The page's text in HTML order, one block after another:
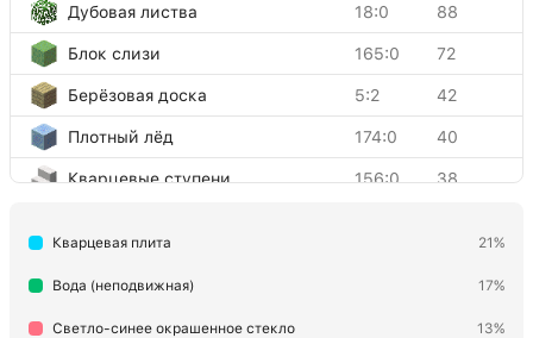
Дубовая листва 18:0 88
Блок слизи 165:0 72
Берёзовая доска 5:2 42
Плотный лёд 174:0 40
Кварцевые ступени 156:0 38
Кварцевая плита 21%
Вода (неподвижная) 17%
Светло-синее окрашенное стекло 13%